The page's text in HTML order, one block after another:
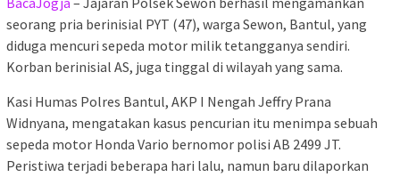
seorang pria berinisial PYT (47), warga Sewon, Bantul, yang
diduga mencuri sepeda motor milik tetangganya sendiri.
Korban berinisial AS, juga tinggal di wilayah yang sama.
Kasi Humas Polres Bantul, AKP I Nengah Jeffry Prana
Widnyana, mengatakan kasus pencurian itu menimpa sebuah
sepeda motor Honda Vario bernomor polisi AB 2499 JT.
Peristiwa terjadi beberapa hari lalu, namun baru dilaporkan